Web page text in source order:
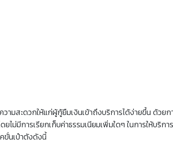
ามสะดวกให้แก่ผู้กู้ยืมเงินเข้าถึงบริการได้ง่ายขึ้น ด้วย
ไม่มีการเรียกเก็บค่าธรรมเนียมเพิ่มใดๆ ในการให้บ
ขั่นเป๋าตังดังนี้